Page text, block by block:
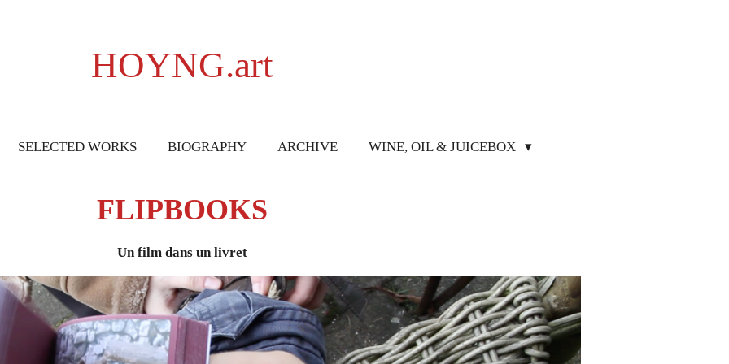
HOYNG.art
SELECTED WORKS BIOGRAPHY ARCHIVE WINE, OIL & JUICEBOX
FLIPBOOKS
Un film dans un livret